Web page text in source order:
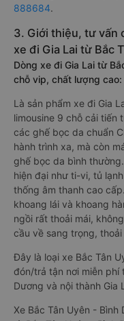
888684.
3. Giới thiệu, tư vấn
xe đi Gia Lai từ Bắc
Dòng xe đi Gia Lai từ
chỗ vip, chất lượng
Là sản phẩm xe đi Gia
limousine 9 chỗ cải tiến
các ghế bọc da chuẩn
hành trình xa, mà còn
ghế bọc da bình
hiện đại như ti-vi, tủ
thống âm thanh cao
khoang lái và khoang
ngồi rất thoải mái,
cầu về sang trọng,
Đây là loại xe Bắc Tân
đón/trả tận nơi miễn phí
Dương và nội thành Gia
Xe Bắc Tân Uyên - Bình